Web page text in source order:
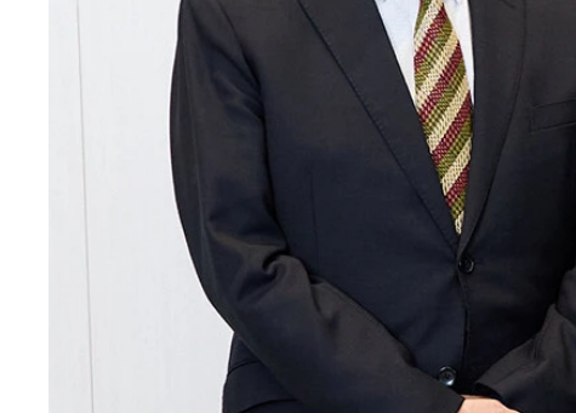
玄海町データセンター（佐賀県） 地方に住みながら
「上物も新築に比べて一定のコストを抑えることが